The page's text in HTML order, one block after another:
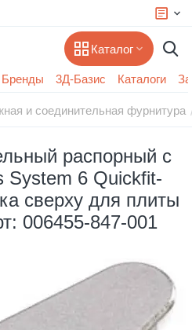
Каталог
Бренды 3Д-Базис Каталоги
и соединительная фурнитура
распорный с
System 6 Quickfit-
сверху для плиты
006455-847-001